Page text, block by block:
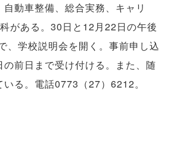
動車整備、総合実務、キャリ
がある。30日と12月22日の午後
、学校説明会を開く。事前申し込
前日まで受け付ける。また、随
る。電話0773（27）6212。